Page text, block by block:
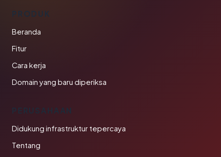
PRODUK
Beranda
Fitur
Cara kerja
Domain yang baru diperiksa
PERUSAHAAN
Didukung infrastruktur tepercaya
Tentang